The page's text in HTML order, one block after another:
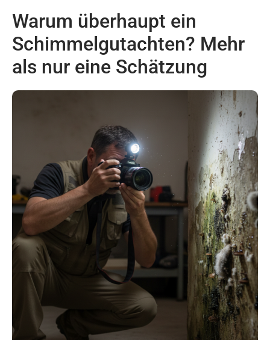
Warum überhaupt ein
Schimmelgutachten? Mehr
als nur eine Schätzung